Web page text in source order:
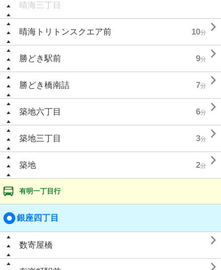
晴海三丁目
晴海トリトンスクエア前 10分 
勝どき駅前 9分 
勝どき橋南詰 7分 
築地六丁目 6分 
築地三丁目 3分 
築地 2分 
有明一丁目行
銀座四丁目
数寄屋橋 